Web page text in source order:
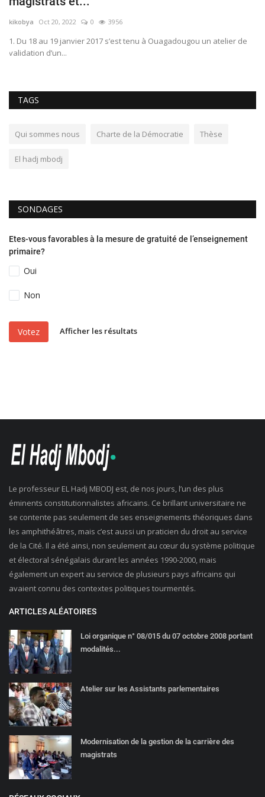
kikobya Oct 20, 2022 0 3956
1. Du 18 au 19 janvier 2017 s’est tenu à Ouagadougou un atelier de
validation d’un...
TAGS
Qui sommes nous Charte de la Démocratie Thèse
El hadj mbodj
SONDAGES
Etes-vous favorables à la mesure de gratuité de l’enseignement
primaire?
Oui
Non
Votez Afficher les résultats
Le professeur EL Hadj MBODJ est, de nos jours, l’un des plus
éminents constitutionnalistes africains. Ce brillant universitaire ne
se contente pas seulement de ses enseignements théoriques dans
les amphithéâtres, mais c’est aussi un praticien du droit au service
de la Cité. Il a été ainsi, non seulement au cœur du système politique
et électoral sénégalais durant les années 1990-2000, mais
également un expert au service de plusieurs pays africains qui
avaient connu des contextes politiques tourmentés.
ARTICLES ALÉATOIRES
Loi organique n° 08/015 du 07 octobre 2008 portant
modalités...
Atelier sur les Assistants parlementaires
Modernisation de la gestion de la carrière des
magistrats